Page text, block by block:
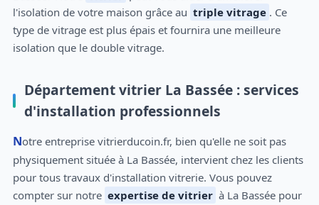
l'isolation de votre maison grâce au triple vitrage . Ce
type de vitrage est plus épais et fournira une meilleure
isolation que le double vitrage.
Département vitrier La Bassée : services
d'installation professionnels
Notre entreprise vitrierducoin.fr, bien qu'elle ne soit pas
physiquement située à La Bassée, intervient chez les clients
pour tous travaux d'installation vitrerie. Vous pouvez
compter sur notre expertise de vitrier à La Bassée pour